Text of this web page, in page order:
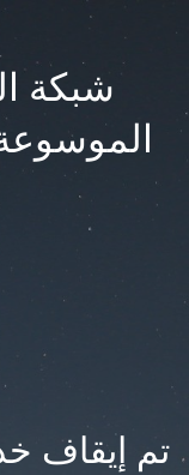
شبكة
الموسوعة
تم إيقاف